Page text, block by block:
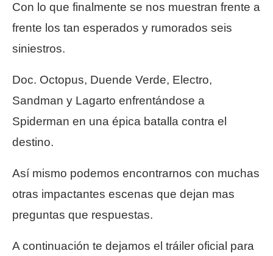
Con lo que finalmente se nos muestran frente a
frente los tan esperados y rumorados seis
siniestros.
Doc. Octopus, Duende Verde, Electro,
Sandman y Lagarto enfrentándose a
Spiderman en una épica batalla contra el
destino.
Así mismo podemos encontrarnos con muchas
otras impactantes escenas que dejan mas
preguntas que respuestas.
A continuación te dejamos el tráiler oficial para